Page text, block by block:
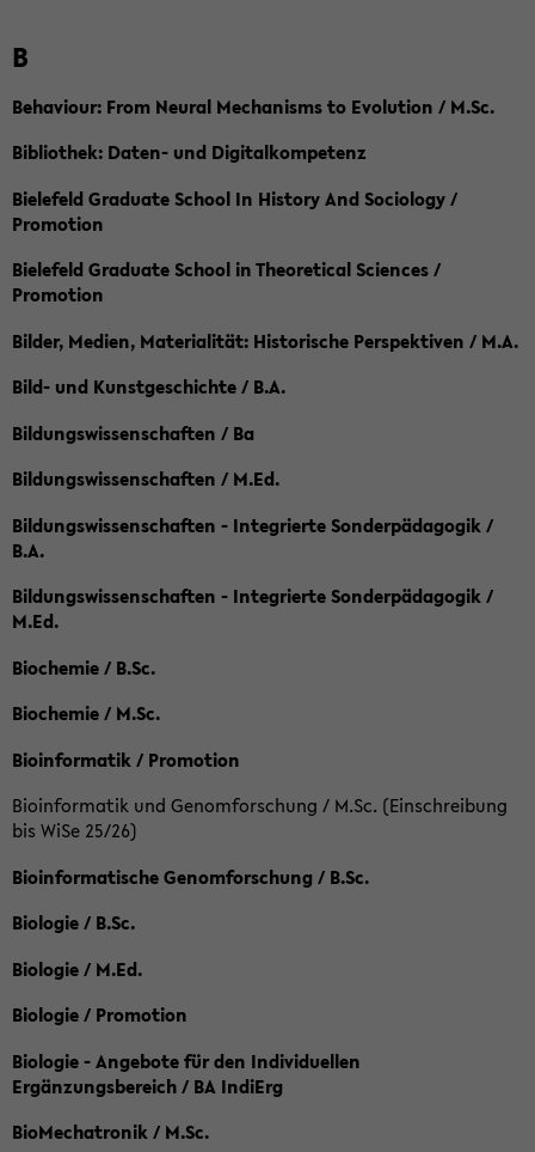
B
Behaviour: From Neural Mechanisms to Evolution / M.Sc.
Bibliothek: Daten- und Digitalkompetenz
Bielefeld Graduate School In History And Sociology /
Promotion
Bielefeld Graduate School in Theoretical Sciences /
Promotion
Bilder, Medien, Materialität: Historische Perspektiven / M.A.
Bild- und Kunstgeschichte / B.A.
Bildungswissenschaften / Ba
Bildungswissenschaften / M.Ed.
Bildungswissenschaften - Integrierte Sonderpädagogik /
B.A.
Bildungswissenschaften - Integrierte Sonderpädagogik /
M.Ed.
Biochemie / B.Sc.
Biochemie / M.Sc.
Bioinformatik / Promotion
Bioinformatik und Genomforschung / M.Sc. (Einschreibung
bis WiSe 25/26)
Bioinformatische Genomforschung / B.Sc.
Biologie / B.Sc.
Biologie / M.Ed.
Biologie / Promotion
Biologie - Angebote für den Individuellen
Ergänzungsbereich / BA IndiErg
BioMechatronik / M.Sc.